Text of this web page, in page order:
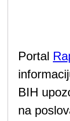
Portal
BIH
na